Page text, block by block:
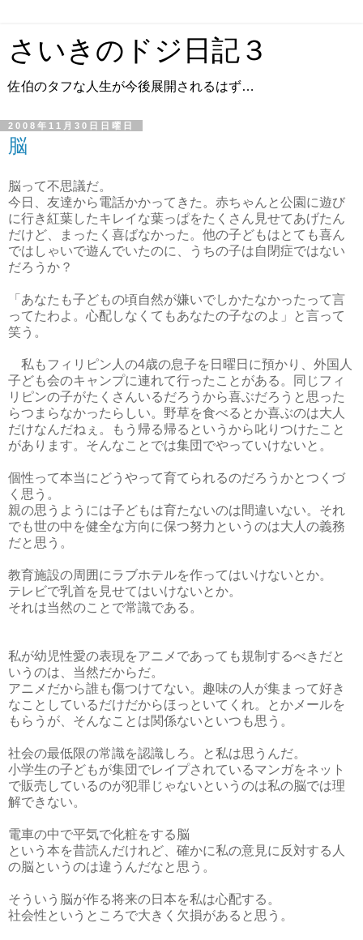
さいきのドジ日記３
佐伯のタフな人生が今後展開されるはず…
2008年11月30日日曜日
脳
脳って不思議だ。
今日、友達から電話かかってきた。赤ちゃんと公園に遊び
に行き紅葉したキレイな葉っぱをたくさん見せてあげたん
だけど、まったく喜ばなかった。他の子どもはとても喜ん
ではしゃいで遊んでいたのに、うちの子は自閉症ではない
だろうか？
「あなたも子どもの頃自然が嫌いでしかたなかったって言
ってたわよ。心配しなくてもあなたの子なのよ」と言って
笑う。
私もフィリピン人の4歳の息子を日曜日に預かり、外国人
子ども会のキャンプに連れて行ったことがある。同じフィ
リピンの子がたくさんいるだろうから喜ぶだろうと思った
らつまらなかったらしい。野草を食べるとか喜ぶのは大人
だけなんだねぇ。もう帰る帰るというから叱りつけたこと
があります。そんなことでは集団でやっていけないと。
個性って本当にどうやって育てられるのだろうかとつくづ
く思う。
親の思うようには子どもは育たないのは間違いない。それ
でも世の中を健全な方向に保つ努力というのは大人の義務
だと思う。
教育施設の周囲にラブホテルを作ってはいけないとか。
テレビで乳首を見せてはいけないとか。
それは当然のことで常識である。
私が幼児性愛の表現をアニメであっても規制するべきだと
いうのは、当然だからだ。
アニメだから誰も傷つけてない。趣味の人が集まって好き
なことしているだけだからほっといてくれ。とかメールを
もらうが、そんなことは関係ないといつも思う。
社会の最低限の常識を認識しろ。と私は思うんだ。
小学生の子どもが集団でレイプされているマンガをネット
で販売しているのが犯罪じゃないというのは私の脳では理
解できない。
電車の中で平気で化粧をする脳
という本を昔読んだけれど、確かに私の意見に反対する人
の脳というのは違うんだなと思う。
そういう脳が作る将来の日本を私は心配する。
社会性というところで大きく欠損があると思う。